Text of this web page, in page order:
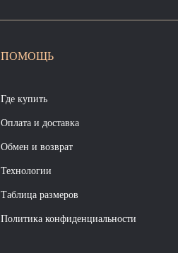
ПОМОЩЬ
Где купить
Оплата и доставка
Обмен и возврат
Технологии
Таблица размеров
Политика конфиденциальности